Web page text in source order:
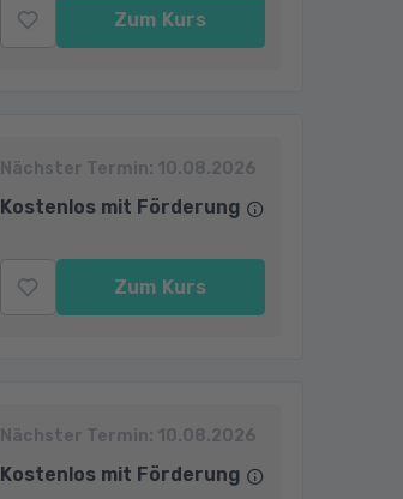
Zum Kurs
Nächster Termin: 10.08.2026
Kostenlos mit Förderung
Zum Kurs
Nächster Termin: 10.08.2026
Kostenlos mit Förderung